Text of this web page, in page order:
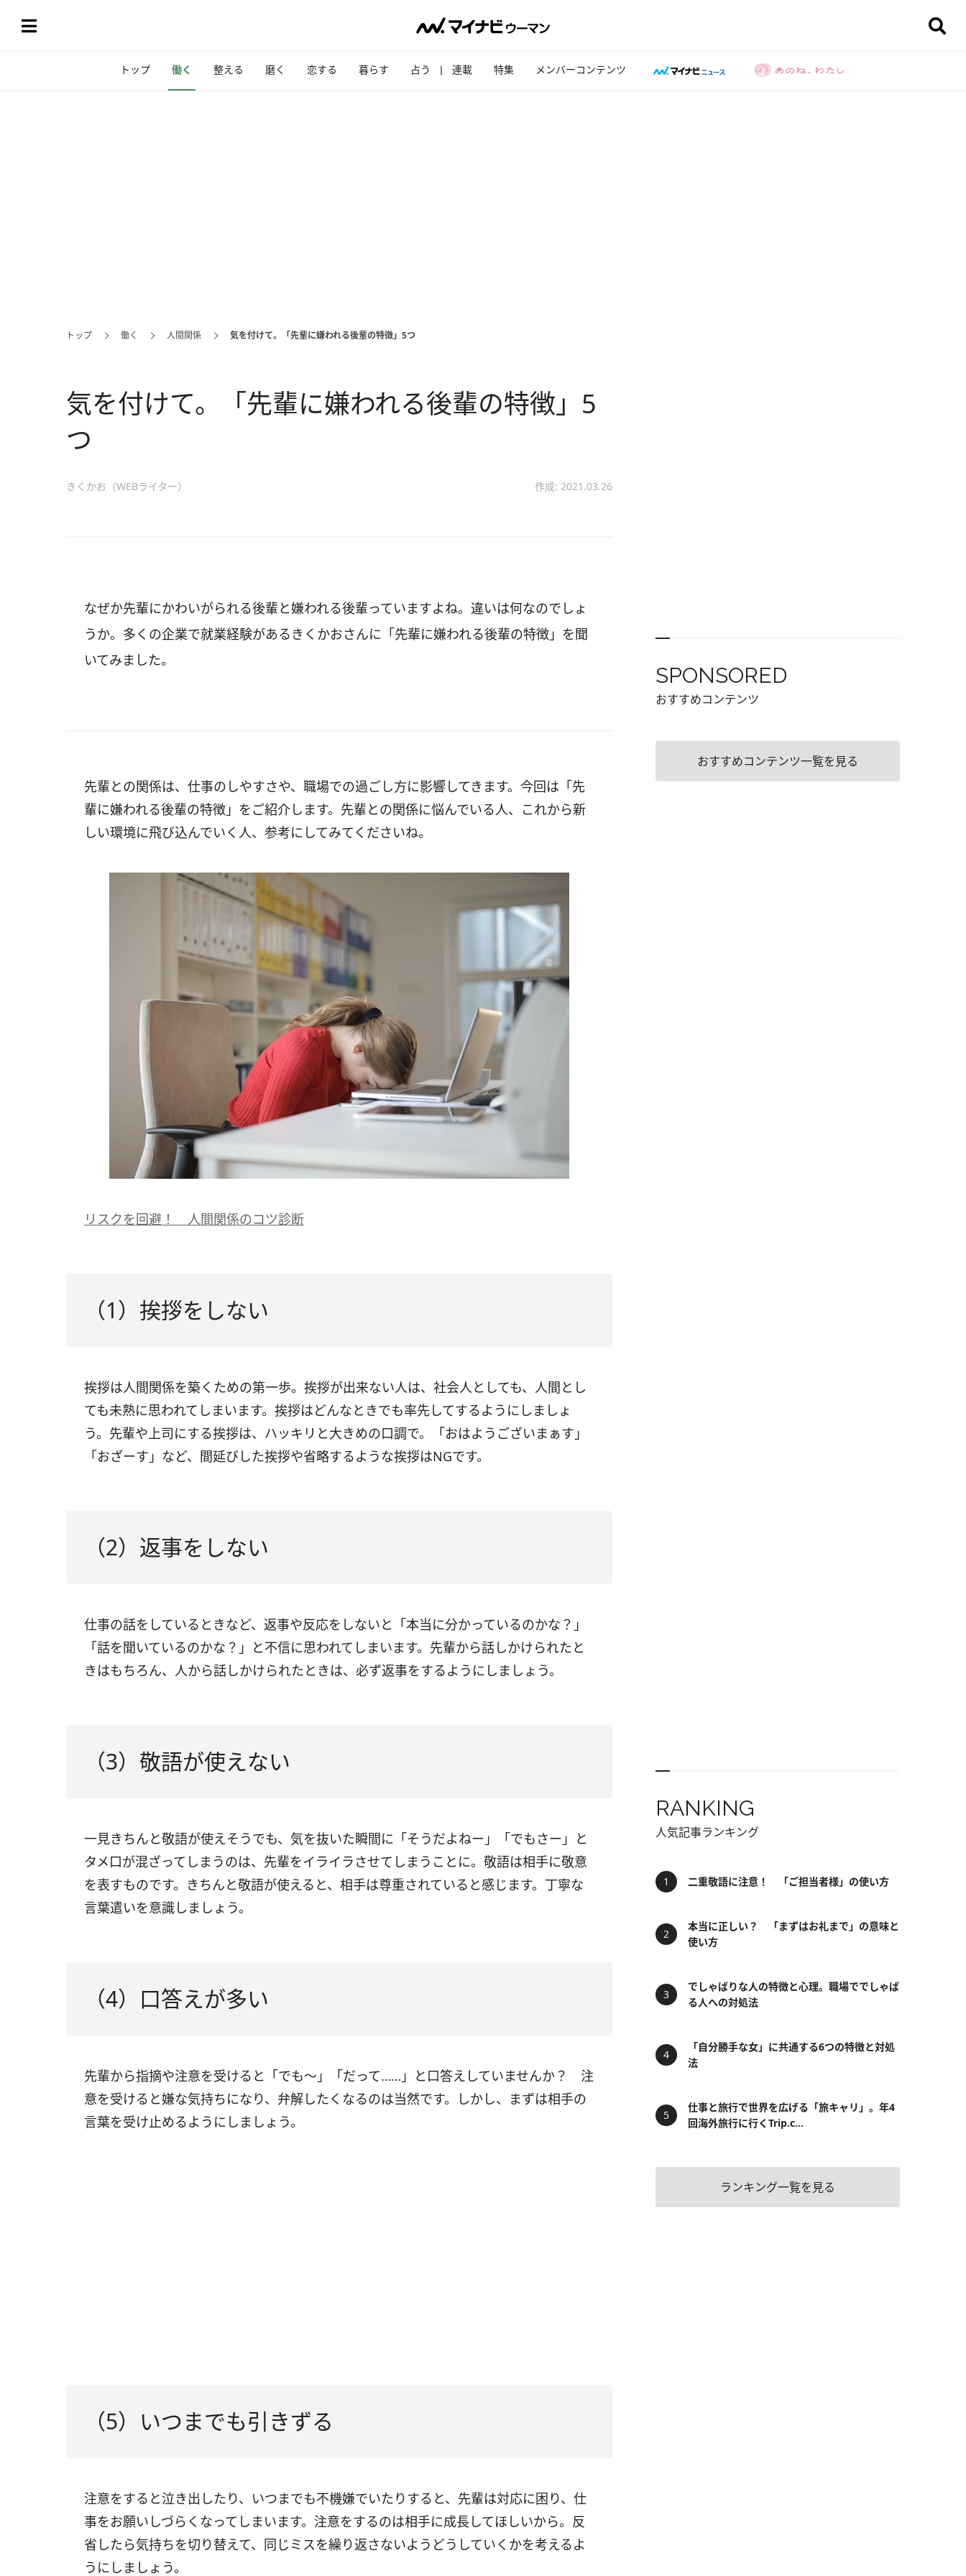
トップ 働く 整える 磨く 恋する 暮らす 占う 連載 特集 メンバーコンテンツ
トップ 働く 人間関係 気を付けて。「先輩に嫌われる後輩の特徴」5つ
気を付けて。「先輩に嫌われる後輩の特徴」5
つ
きくかお（WEBライター） 作成: 2021.03.26
なぜか先輩にかわいがられる後輩と嫌われる後輩っていますよね。違いは何なのでしょ
うか。多くの企業で就業経験があるきくかおさんに「先輩に嫌われる後輩の特徴」を聞
いてみました。
先輩との関係は、仕事のしやすさや、職場での過ごし方に影響してきます。今回は「先
輩に嫌われる後輩の特徴」をご紹介します。先輩との関係に悩んでいる人、これから新
しい環境に飛び込んでいく人、参考にしてみてくださいね。
リスクを回避！ 人間関係のコツ診断
（1）挨拶をしない
挨拶は人間関係を築くための第一歩。挨拶が出来ない人は、社会人としても、人間とし
ても未熟に思われてしまいます。挨拶はどんなときでも率先してするようにしましょ
う。先輩や上司にする挨拶は、ハッキリと大きめの口調で。「おはようございまぁす」
「おざーす」など、間延びした挨拶や省略するような挨拶はNGです。
（2）返事をしない
仕事の話をしているときなど、返事や反応をしないと「本当に分かっているのかな？」
「話を聞いているのかな？」と不信に思われてしまいます。先輩から話しかけられたと
きはもちろん、人から話しかけられたときは、必ず返事をするようにしましょう。
（3）敬語が使えない
一見きちんと敬語が使えそうでも、気を抜いた瞬間に「そうだよねー」「でもさー」と
タメ口が混ざってしまうのは、先輩をイライラさせてしまうことに。敬語は相手に敬意
を表すものです。きちんと敬語が使えると、相手は尊重されていると感じます。丁寧な
言葉遣いを意識しましょう。
（4）口答えが多い
先輩から指摘や注意を受けると「でも～」「だって……」と口答えしていませんか？ 注
意を受けると嫌な気持ちになり、弁解したくなるのは当然です。しかし、まずは相手の
言葉を受け止めるようにしましょう。
（5）いつまでも引きずる
注意をすると泣き出したり、いつまでも不機嫌でいたりすると、先輩は対応に困り、仕
事をお願いしづらくなってしまいます。注意をするのは相手に成長してほしいから。反
省したら気持ちを切り替えて、同じミスを繰り返さないようどうしていくかを考えるよ
うにしましょう。
SPONSORED
おすすめコンテンツ
おすすめコンテンツ一覧を見る
RANKING
人気記事ランキング
二重敬語に注意！ 「ご担当者様」の使い方
本当に正しい？ 「まずはお礼まで」の意味と
使い方
でしゃばりな人の特徴と心理。職場ででしゃば
る人への対処法
「自分勝手な女」に共通する6つの特徴と対処
法
仕事と旅行で世界を広げる「旅キャリ」。年4
回海外旅行に行くTrip.c...
ランキング一覧を見る